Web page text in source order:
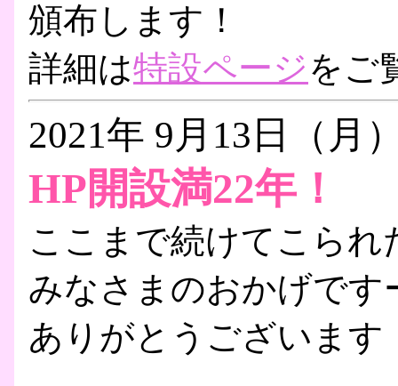
頒布します！
詳細は特設ページをご
2021年 9月13日（月
HP開設満22年！
ここまで続けてこら
みなさまのおかげです
ありがとうございます